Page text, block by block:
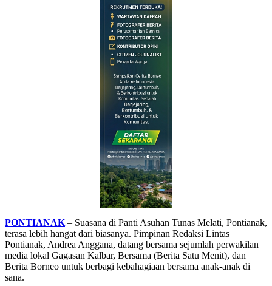
PONTIANAK– Suasana di Panti Asuhan Tunas Melati, Pontianak,
terasa lebih hangat dari biasanya. Pimpinan Redaksi Lintas
Pontianak, Andrea Anggana, datang bersama sejumlah perwakilan
media lokal Gagasan Kalbar, Bersama (Berita Satu Menit), dan
Berita Borneo untuk berbagi kebahagiaan bersama anak-anak di
sana.